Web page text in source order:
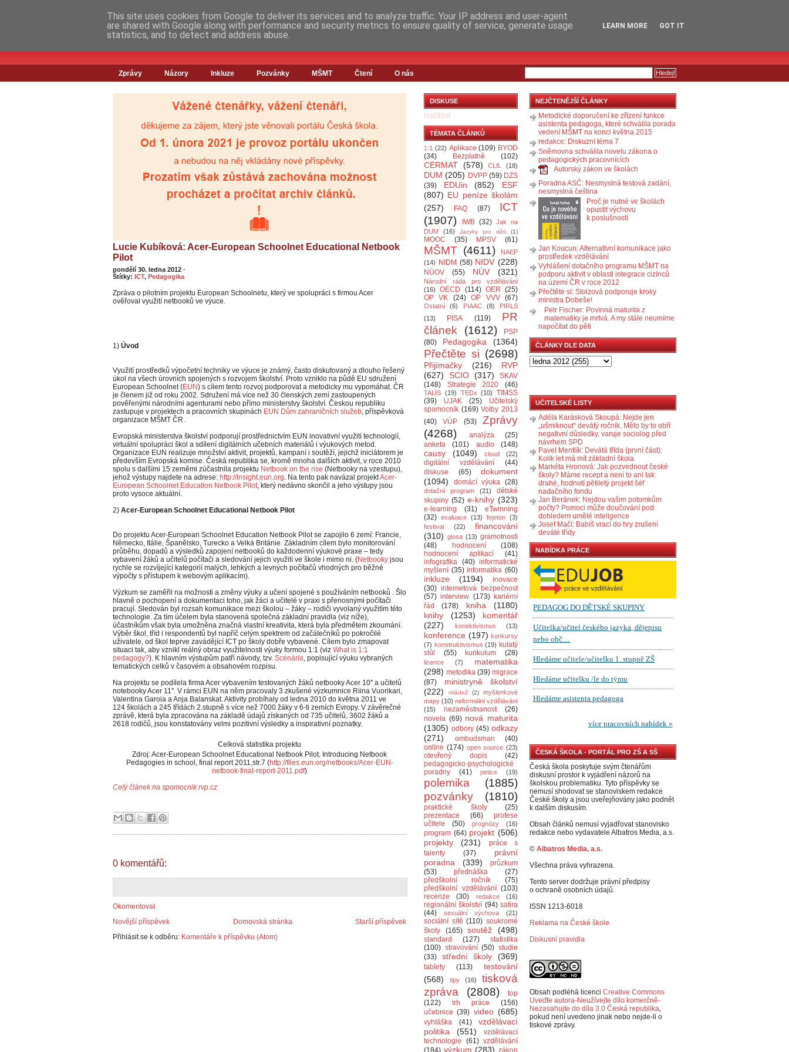
Zprávy Názory Inkluze Pozvánky MŠMT Čtení O nás
Lucie Kubíková: Acer-European Schoolnet Educational Netbook
Pilot
pondělí 30. ledna 2012 ·
Štítky: ICT, Pedagogika
Zpráva o pilotním projektu European Schoolnetu, který ve spolupráci s firmou Acer
ověřoval využití netbooků ve výuce.
1) Úvod
Využití prostředků výpočetní techniky ve výuce je známý, často diskutovaný a dlouho řešený
úkol na všech úrovních spojených s rozvojem školství. Proto vzniklo na půdě EU sdružení
European Schoolnet (EUN) s cílem tento rozvoj podporovat a metodicky mu vypomáhat. ČR
je členem již od roku 2002. Sdružení má více než 30 členských zemí zastoupených
pověřenými národními agenturami nebo přímo ministerstvy školství. Českou republiku
zastupuje v projektech a pracovních skupinách EUN Dům zahraničních služeb, příspěvková
organizace MŠMT ČR.
Evropská ministerstva školství podporují prostřednictvím EUN inovativní využití technologií,
virtuální spolupráci škol a sdílení digitálních učebních materiálů i výukových metod.
Organizace EUN realizuje množství aktivit, projektů, kampaní i soutěží, jejichž iniciátorem je
především Evropská komise. Česká republika se, kromě mnoha dalších aktivit, v roce 2010
spolu s dalšími 15 zeměmi zúčastnila projektu Netbook on the rise (Netbooky na vzestupu),
jehož výstupy najdete na adrese: http://insight.eun.org. Na tento pak navázal projektAcer-
European Schoolnet Education Netbook Pilot, který nedávno skončil a jeho výstupy jsou
proto vysoce aktuální.
2) Acer-European Schoolnet Educational Netbook Pilot
Do projektu Acer-European Schoolnet Education Netbook Pilot se zapojilo 6 zemí: Francie,
Německo, Itálie, Španělsko, Turecko a Velká Británie. Základním cílem bylo monitorování
průběhu, dopadů a výsledků zapojení netbooků do každodenní výukové praxe – tedy
vybavení žáků a učitelů počítači a sledování jejich využití ve škole i mimo ni. (Netbooky jsou
rychle se rozvíjející kategorií malých, lehkých a levných počítačů vhodných pro běžné
výpočty s přístupem k webovým aplikacím).
Výzkum se zaměřil na možnosti a změny výuky a učení spojené s používáním netbooků . Šlo
hlavně o pochopení a dokumentaci toho, jak žáci a učitelé v praxi s přenosnými počítači
pracují. Sledován byl rozsah komunikace mezi školou – žáky – rodiči vyvolaný využitím této
technologie. Za tím účelem byla stanovená společná základní pravidla (viz níže),
účastníkům však byla umožněna značná vlastní kreativita, která byla předmětem zkoumání.
Výběr škol, tříd i respondentů byl napříč celým spektrem od začátečníků po pokročilé
uživatele, od škol teprve zavádějící ICT po školy dobře vybavené. Cílem bylo zmapovat
situaci tak, aby vznikl reálný obraz využitelnosti výuky formou 1:1 (viz What is 1:1
pedagogy?). K hlavním výstupům patří návody, tzv. Scénária, popisující výuku vybraných
tematických celků v časovém a obsahovém rozpisu.
Na projektu se podílela firma Acer vybavením testovaných žáků netbooky Acer 10'' a učitelů
notebooky Acer 11''. V rámci EUN na něm pracovaly 3 zkušené výzkumnice Riina Vuorikari,
Valentina Garoia a Anja Balanskat. Aktivity probíhaly od ledna 2010 do května 2011 ve
124 školách a 245 třídách 2.stupně s více než 7000 žáky v 6-ti zemích Evropy. V závěrečné
zprávě, která byla zpracována na základě údajů získaných od 735 učitelů, 3602 žáků a
2618 rodičů, jsou konstatovány velmi pozitivní výsledky a inspirativní poznatky.
Celková statistika projektu
Zdroj: Acer-European Schoolnet Educational Netbook Pilot, Introducing Netbook
Pedagogies in school, final report 2011,str.7 (http://files.eun.org/netbooks/Acer-EUN-
netbook-final-report-2011.pdf)
Celý článek na spomocnik.rvp.cz
0 komentářů:
Okomentovat
Novější příspěvek
Starší příspěvek
Domovská stránka
Přihlásit se k odběru: Komentáře k příspěvku (Atom)
DISKUSE
Načítání
TÉMATA ČLÁNKŮ
1:1 (22) Aplikace (109) BYOD
(34)
Bezplatně (102)
CERMAT (578) CLIL (18)
DUM (205) DVPP (59) DZS
(39)
EDUin (852)
ESF
(807) EU peníze školám
(257)
FAQ (87)
ICT
(1907)
IWB (32) Jak na
DUM
(16) Jazyky pro děti (1)
MOOC (35) MPSV (61)
MŠMT (4611)
NAEP
(14)
NIDM (58) NIDV (228)
NÚOV (55) NÚV (321)
Národní rada pro vzdělávání
(16)
OECD (114) OER (25)
OP VK
(24) OP VVV (67)
Ostatní (6) PIAAC (8)
PIRLS
(13)
PISA (119)
PR
článek
(1612)
PSP
(80)
Pedagogika (1364)
Přečtěte si (2698)
Přijímačky (216)
RVP
(627)
SCIO (317)
SKAV
(148)
Strategie 2020 (46)
TALIS (19) TEDx (10)
TIMSS
(39)
UJAK (25)
Učitelský
spomocník (169) Volby 2013
(40)
VÚP (53)
Zprávy
(4268)
analýza
(25)
anketa
(101) audio (148)
causy (1049) cloud (22)
digitální vzdělávání
(44)
diskuse
(65)
dokument
(1094)
domácí výuka (28)
dotační program (21)
dětské
skupiny (52) e-knihy (323)
e-learning (31)
eTwinning
(32) evaluace (13) fejeton (3)
festival
(22)
financování
(310) glosa (13) gramotnosti
(48)
hodnocení
(108)
hodnocení aplikací
(41)
infografika (40) informatické
myšlení (35) informatika (60)
inkluze (1194)
inovace
(30) internetová bezpečnost
(57) interview (173) kariérní
řád
(178) kniha
(1180)
knihy
(1253)
komentář
(227)
konektivismus (13)
konference (197) konkursy
(7) konstruktivismus (19) kulatý
stůl
(55) kurikulum (28)
licence (7)
matematika
(298) metodika (39) migrace
(87)
ministryně školství
(222)
mládež (2)
myšlenkové
mapy (10) neformální vzdělávání
(15)
nezaměstnanost
(26)
novela (69) nová maturita
(1305) odbory (45) odkazy
(271)
ombudsman
(40)
online (174) open source (23)
otevřený dopis
(42)
pedagogicko-psychologické
poradny
(41) petice (19)
polemika
(1885)
pozvánky
(1810)
praktické školy
(25)
prezentace
(66)
profese
učitele
(50) prognózy (16)
program (64) projekt (506)
projekty
(231)
práce s
talenty
(37)
právní
poradna
(339)
průzkum
(53)
přednáška
(27)
předškolní ročník
(75)
předškolní vzdělávání (103)
recenze
(30) redakce (16)
regionální školství (94) satira
(44)
sexuální výchova (21)
sociální sítě (110) soukromé
školy
(165) soutěž (498)
standard (127)
statistika
(100) stravování (50) studie
(33)
střední školy (369)
tablety (113)
testování
(568)
tipy (16)
tisková
zpráva
(2808)
top
(122)
trh práce
(156)
učebnice (39) video (685)
vyhláška (41)
vzdělávací
politika
(551)
vzdělávací
technologie
(61) vzdělávání
(184) výzkum (283) zákon
NEJČTENĚJŠÍ ČLÁNKY
Metodické doporučení ke zřízení funkce
asistenta pedagoga, které schválila porada
vedení MŠMT na konci května 2015
redakce: Diskuzní téma 7
Sněmovna schválila novelu zákona o
pedagogických pracovnících
Autorský zákon ve školách
Poradna ASČ: Nesmyslná testová zadání,
nesmyslná čeština
Proč je nutné ve školách
opustit výchovu
k poslušnosti
Jan Koucun: Alternativní komunikace jako
prostředek vzdělávání
Vyhlášení dotačního programu MŠMT na
podporu aktivit v oblasti integrace cizinců
na území ČR v roce 2012
Přečtěte si: Stolzová podporuje kroky
ministra Dobeše!
Petr Fischer: Povinná maturita z
matematiky je mrtvá. A my stále neumíme
napočítat do pěti
ČLÁNKY DLE DATA
UČITELSKÉ LISTY
Adéla Karásková Skoupá: Nejde jen
„ušmiknout“ devátý ročník. Mělo by to obří
negativní důsledky, varuje sociolog před
návrhem SPD
Pavel Mentlík: Devátá třída (první část):
Kolik let má mít základní škola
Markéta Hronová: Jak pozvednout české
školy? Máme recept a není to ani tak
drahé, hodnotí pětiletý projekt šéf
nadačního fondu
Jan Beránek: Nejdou vašim potomkům
počty? Pomoci může doučování pod
dohledem umělé inteligence
Josef Mačí: Babiš vrací do hry zrušení
deváté třídy
NABÍDKA PRÁCE
ČESKÁ ŠKOLA - PORTÁL PRO ZŠ A SŠ
Česká škola poskytuje svým čtenářům
diskusní prostor k vyjádření názorů na
školskou problematiku. Tyto příspěvky se
nemusí shodovat se stanoviskem redakce
České školy a jsou uveřejňovány jako podnět
k dalším diskusím.
Obsah článků nemusí vyjadřovat stanovisko
redakce nebo vydavatele Albatros Media, a.s.
© Albatros Media, a.s.
Všechna práva vyhrazena.
Tento server dodržuje právní předpisy
o ochraně osobních údajů.
ISSN 1213-6018
Reklama na České škole
Diskusní pravidla
Obsah podléhá licenci Creative Commons
Uveďte autora-Neužívejte dílo komerčně-
Nezasahujte do díla 3.0 Česká republika,
pokud není uvedeno jinak nebo nejde-li o
tiskové zprávy.
This site uses cookies from Google to deliver its services and to analyze traffic. Your IP address and user-agent
are shared with Google along with performance and security metrics to ensure quality of service, generate usage
statistics, and to detect and address abuse.
LEARN MORE GOT IT